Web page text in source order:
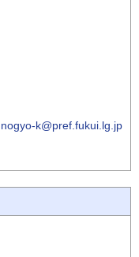
nogyo-k@pref.fukui.lg.jp